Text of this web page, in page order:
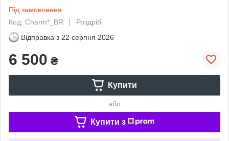
Під замовлення
Код: Charm*_BR
Роздріб
Відправка з 22 серпня 2026
6 500 ₴
Купити
або
Купити з